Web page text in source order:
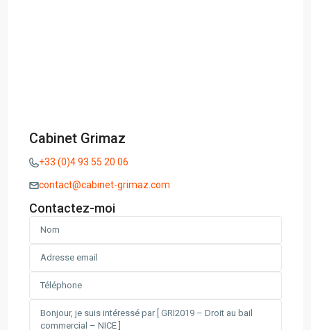
Cabinet Grimaz
+33 (0)4 93 55 20 06
contact@cabinet-grimaz.com
Contactez-moi